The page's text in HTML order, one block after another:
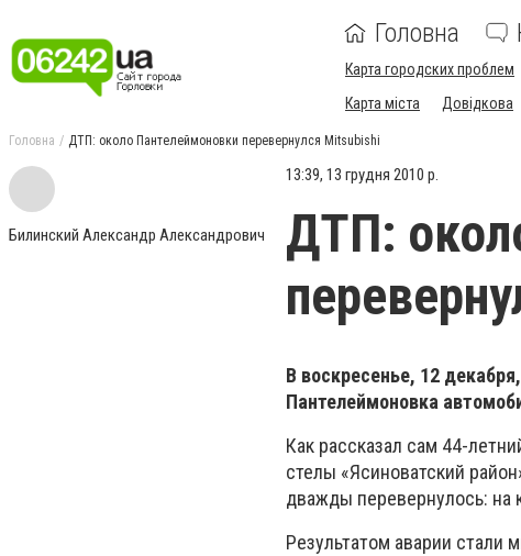
Головна
Карта городских проблем
Карта міста
Довідкова
Головна ДТП: около Пантелеймоновки перевернулся Mitsubishi
Билинский Александр Александрович
13:39, 13 грудня 2010 р.
ДТП:
В воскресенье, 12
Пантелеймоновка
Как рассказал сам 44-
стелы «Ясиноватский
дважды перевернулось: на
Результатом аварии